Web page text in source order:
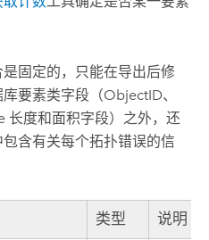
固定的，只能在导出后修
要素类字段（ObjectID、
长度和面积字段）之外，还
含有关每个拓扑错误的信
类型 说明